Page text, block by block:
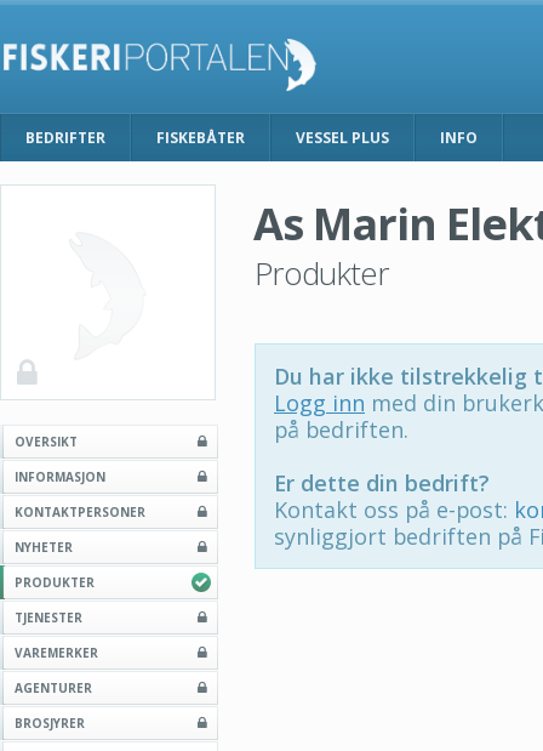
BEDRIFTER FISKEBÅTER VESSEL PLUS INFO
OVERSIKT
INFORMASJON
KONTAKTPERSONER
NYHETER
PRODUKTER
TJENESTER
VAREMERKER
AGENTURER
BROSJYRER
As Marin
Produkter
Du har ikke tilstrekkelig
Logg inn med din
på bedriften.
Er dette din bedrift?
Kontakt oss på e-post:
synliggjort bedriften på